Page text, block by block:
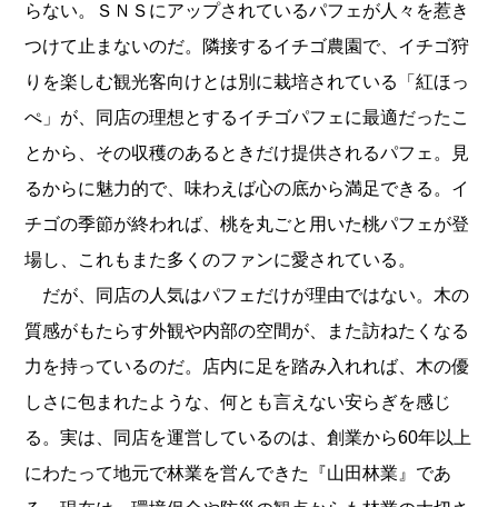
らない。ＳＮＳにアップされているパフェが人々を惹き
つけて止まないのだ。隣接するイチゴ農園で、イチゴ狩
りを楽しむ観光客向けとは別に栽培されている「紅ほっ
ぺ」が、同店の理想とするイチゴパフェに最適だったこ
とから、その収穫のあるときだけ提供されるパフェ。見
るからに魅力的で、味わえば心の底から満足できる。イ
チゴの季節が終われば、桃を丸ごと用いた桃パフェが登
場し、これもまた多くのファンに愛されている。
だが、同店の人気はパフェだけが理由ではない。木の
質感がもたらす外観や内部の空間が、また訪ねたくなる
力を持っているのだ。店内に足を踏み入れれば、木の優
しさに包まれたような、何とも言えない安らぎを感じ
る。実は、同店を運営しているのは、創業から60年以上
にわたって地元で林業を営んできた『山田林業』であ